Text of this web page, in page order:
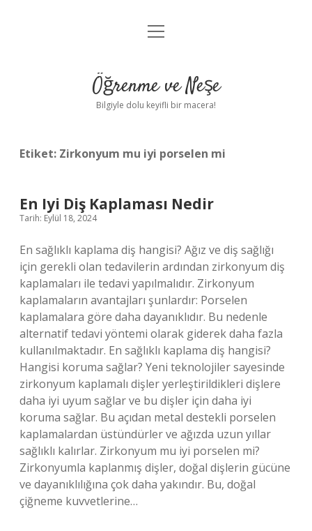
Anasayfa
Yasal Uyarı
menüyü
Öğrenme ve Neşe
Bilgiyle dolu keyifli bir macera!
Etiket: Zirkonyum mu iyi porselen mi
En Iyi Diş Kaplaması Nedir
Tarih: Eylül 18, 2024
En sağlıklı kaplama diş hangisi? Ağız ve diş sağlığı
için gerekli olan tedavilerin ardından zirkonyum diş
kaplamaları ile tedavi yapılmalıdır. Zirkonyum
kaplamaların avantajları şunlardır: Porselen
kaplamalara göre daha dayanıklıdır. Bu nedenle
alternatif tedavi yöntemi olarak giderek daha fazla
kullanılmaktadır. En sağlıklı kaplama diş hangisi?
Hangisi koruma sağlar? Yeni teknolojiler sayesinde
zirkonyum kaplamalı dişler yerleştirildikleri dişlere
daha iyi uyum sağlar ve bu dişler için daha iyi
koruma sağlar. Bu açıdan metal destekli porselen
kaplamalardan üstündürler ve ağızda uzun yıllar
sağlıklı kalırlar. Zirkonyum mu iyi porselen mi?
Zirkonyumla kaplanmış dişler, doğal dişlerin gücüne
ve dayanıklılığına çok daha yakındır. Bu, doğal
çiğneme kuvvetlerine…